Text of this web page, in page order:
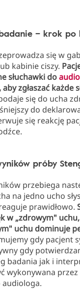
– krok po
się w
kabinie ciszy.
słuchawki do
zgłaszać każde
się do ucha
do
się reakcję
próby
przebiega
na jedno ucho
prawidłowo.
w „zdrowym"
uchu dominuje
gdy pacjent
gdy
badania jak i
wykonywana przez